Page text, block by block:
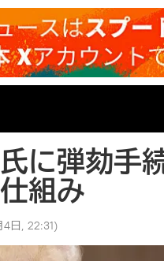
に弾劾手
組み
日, 22:31)